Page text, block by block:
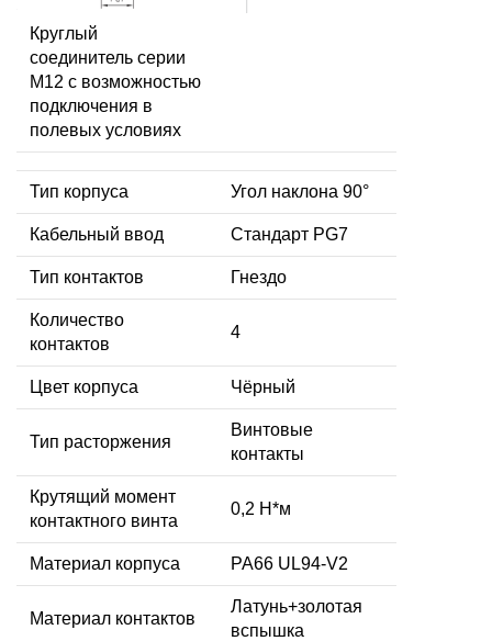
Круглый
соединитель серии
M12 с возможностью
подключения в
полевых условиях
Тип корпуса Угол наклона 90°
Кабельный ввод Стандарт PG7
Тип контактов Гнездо
Количество
контактов
4
Цвет корпуса Чёрный
Тип расторжения
Винтовые
контакты
Крутящий момент
контактного винта
0,2 Н*м
Материал корпуса PA66 UL94-V2
Материал контактов
Латунь+золотая
вспышка